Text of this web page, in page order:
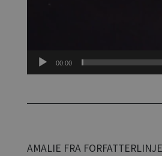
00:00
AMALIE FRA